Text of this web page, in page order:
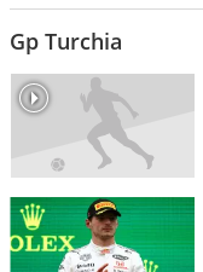
Gp Turchia